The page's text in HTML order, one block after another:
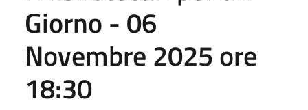
Giorno - 06
Novembre 2025 ore
18:30